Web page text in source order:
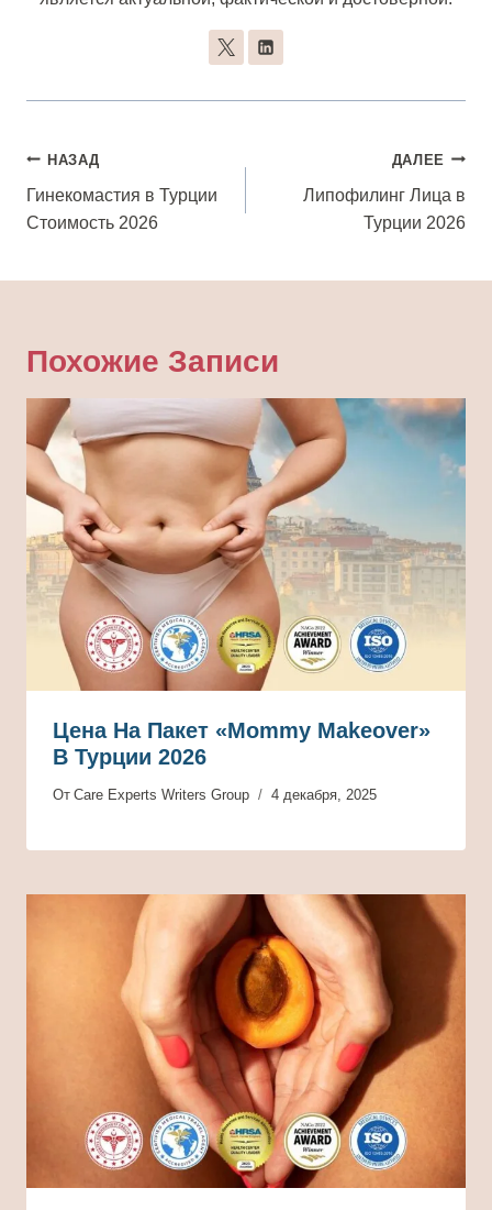
Навигация
По
НАЗАД
Гинекомастия в Турции
Стоимость 2026
ДАЛЕЕ
Липофилинг Лица в
Турции 2026
Похожие Записи
Цена На Пакет «Mommy Makeover»
В Турции 2026
От Care Experts Writers Group 4 декабря, 2025